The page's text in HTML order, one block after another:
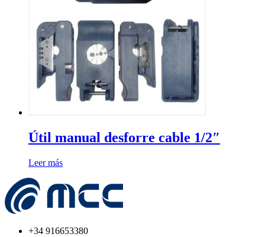
Útil manual desforre cable 1/2″
Leer más
+34 916653380